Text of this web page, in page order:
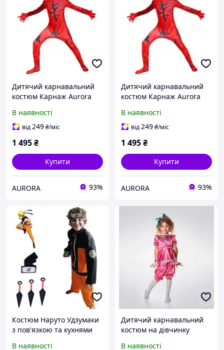
Дитячий карнавальний
костюм Карнаж Aurora
Marvel
В наявності
від249₴/міс
1 495₴
Купити
AURORA 93%
Дитячий карнавальний
костюм Карнаж Aurora
Marvel"
В наявності
від249₴/міс
1 495₴
Купити
AURORA 93%
Костюм Наруто Удзумаки
з пов'язкою та кухнями
В наявності
Дитячий карнавальний
костюм на дівчинку
В наявності